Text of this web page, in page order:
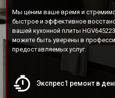
Мы ценим ваше время и
быстрое и эффективное
вашей кухонной плиты
можете быть уверены в
предоставляемых услуг.
Экспрес1 ремонт в